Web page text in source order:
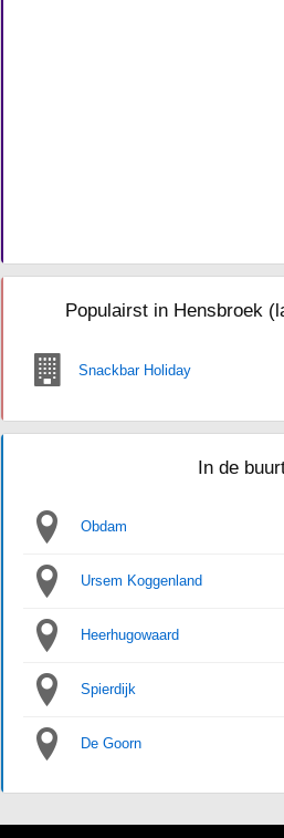
Populairst in Hensbroek
Snackbar Holiday
In de
Obdam
Ursem Koggenland
Heerhugowaard
Spierdijk
De Goorn